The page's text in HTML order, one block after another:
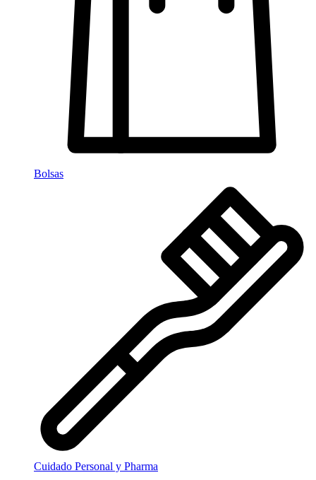
Bolsas
Cuidado Personal y Pharma